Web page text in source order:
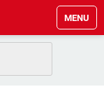
MENU